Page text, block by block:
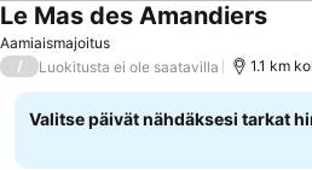
Aamiaismajoitus
Le Mas des Amandiers
/ Luokitusta ei ole saatavilla 1.1 km
Valitse päivät nähdäksesi tarkat